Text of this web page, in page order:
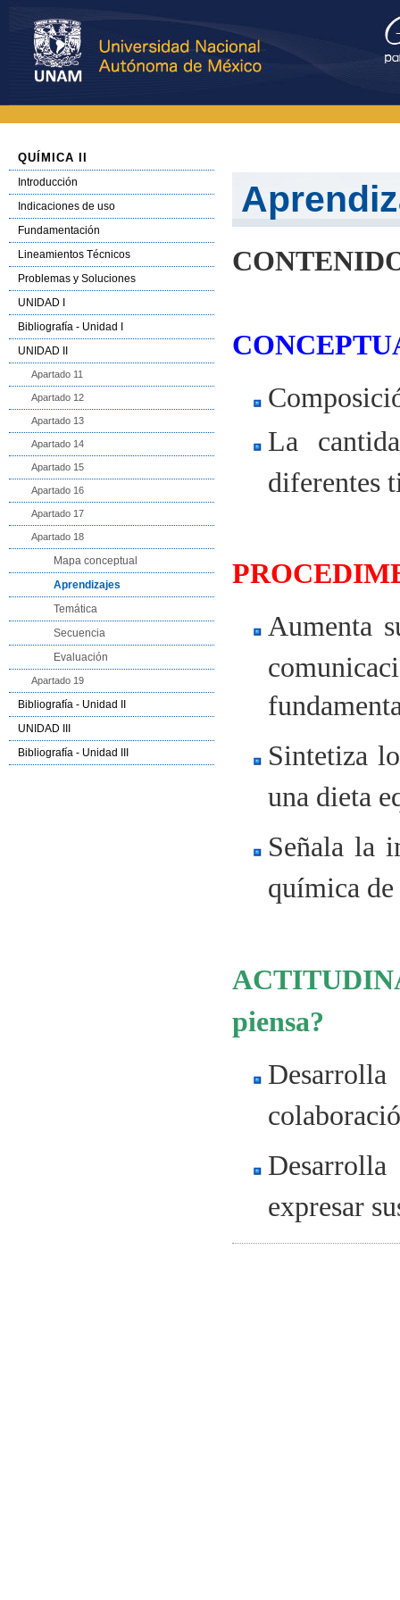
QUÍMICA II
Introducción
Indicaciones de uso
Fundamentación
Lineamientos Técnicos
Problemas y Soluciones
UNIDAD I
Bibliografía - Unidad I
UNIDAD II
Apartado 11
Apartado 12
Apartado 13
Apartado 14
Apartado 15
Apartado 16
Apartado 17
Apartado 18
Mapa conceptual
Aprendizajes
Temática
Secuencia
Evaluación
Apartado 19
Bibliografía - Unidad II
UNIDAD III
Bibliografía - Unidad III
La
diferentes
Aumenta
Sintetiza
una dieta
Señala la
química
piensa?
expresar